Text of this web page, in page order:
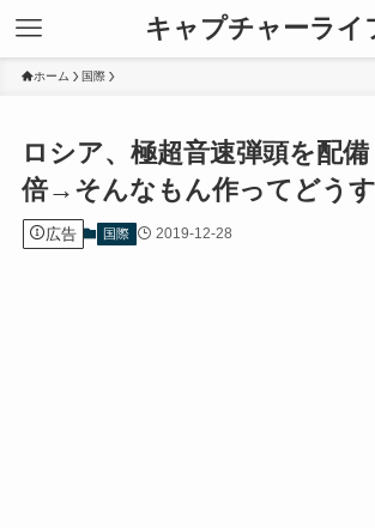
キャプチャーライ
ホーム 国際
ロシア、極超音速弾頭を配
倍→そんなもん作ってどう
広告 国際 2019-12-28